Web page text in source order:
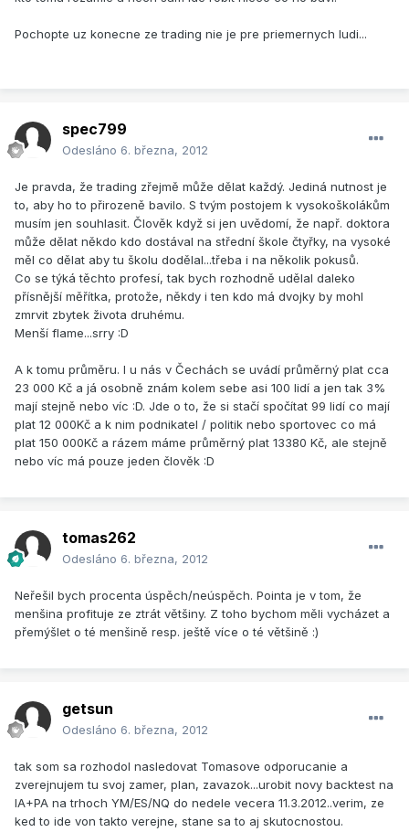
Pochopte uz konecne ze trading nie je pre priemernych ludi...
spec799
Odesláno 6. března, 2012
Je pravda, že trading zřejmě může dělat každý. Jediná nutnost je
to, aby ho to přirozeně bavilo. S tvým postojem k vysokoškolákům
musím jen souhlasit. Člověk když si jen uvědomí, že např. doktora
může dělat někdo kdo dostával na střední škole čtyřky, na vysoké
měl co dělat aby tu školu dodělal...třeba i na několik pokusů.
Co se týká těchto profesí, tak bych rozhodně udělal daleko
přísnější měřítka, protože, někdy i ten kdo má dvojky by mohl
zmrvit zbytek života druhému.
Menší flame...srry :D
A k tomu průměru. I u nás v Čechách se uvádí průměrný plat cca
23 000 Kč a já osobně znám kolem sebe asi 100 lidí a jen tak 3%
mají stejně nebo víc :D. Jde o to, že si stačí spočítat 99 lidí co mají
plat 12 000Kč a k nim podnikatel / politik nebo sportovec co má
plat 150 000Kč a rázem máme průměrný plat 13380 Kč, ale stejně
nebo víc má pouze jeden člověk :D
tomas262
Odesláno 6. března, 2012
Neřešil bych procenta úspěch/neúspěch. Pointa je v tom, že
menšina profituje ze ztrát většiny. Z toho bychom měli vycházet a
přemýšlet o té menšině resp. ještě více o té většině :)
getsun
Odesláno 6. března, 2012
tak som sa rozhodol nasledovat Tomasove odporucanie a
zverejnujem tu svoj zamer, plan, zavazok...urobit novy backtest na
IA+PA na trhoch YM/ES/NQ do nedele vecera 11.3.2012..verim, ze
ked to ide von takto verejne, stane sa to aj skutocnostou.